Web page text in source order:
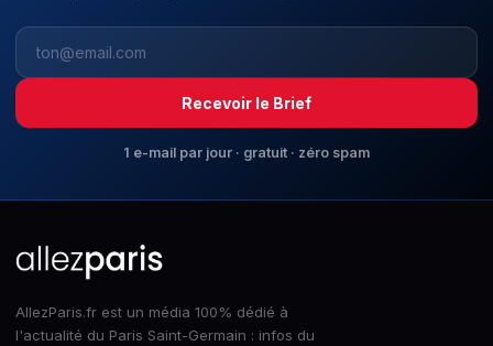
Recevoir le Brief
1 e-mail par jour · gratuit · zéro spam
AllezParis.fr est un média 100% dédié à
l'actualité du Paris Saint-Germain : infos du